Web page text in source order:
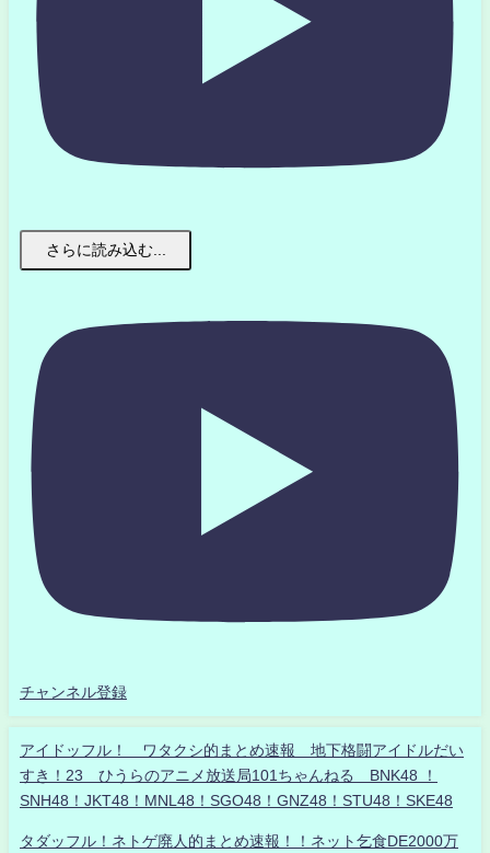
さらに読み込む...
チャンネル登録
アイドッフル！ ワタクシ的まとめ速報 地下格闘アイドルだい
すき！23 ひうらのアニメ放送局101ちゃんねる BNK48 ！
SNH48！JKT48！MNL48！SGO48！GNZ48！STU48！SKE48
タダッフル！ネトゲ廃人的まとめ速報！！ネット乞食DE2000万